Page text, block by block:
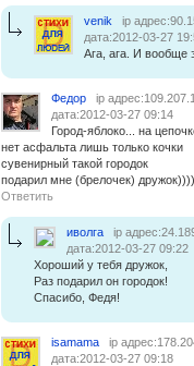
venik
ip
дата:2012-03-27
Ага, ага. И вообще
Федор
ip
дата:2012-03-27 09:14
Город-яблоко... на
нет асфальта лишь только кочки
сувенирный такой городок
подарил мне (брелочек) дружок))))
Ответить
иволга
ip
дата:2012-03-27 09:22
Хороший у тебя дружок,
Раз подарил он городок!
Спасибо, Федя!
isamama
ip
дата:2012-03-27 09:18